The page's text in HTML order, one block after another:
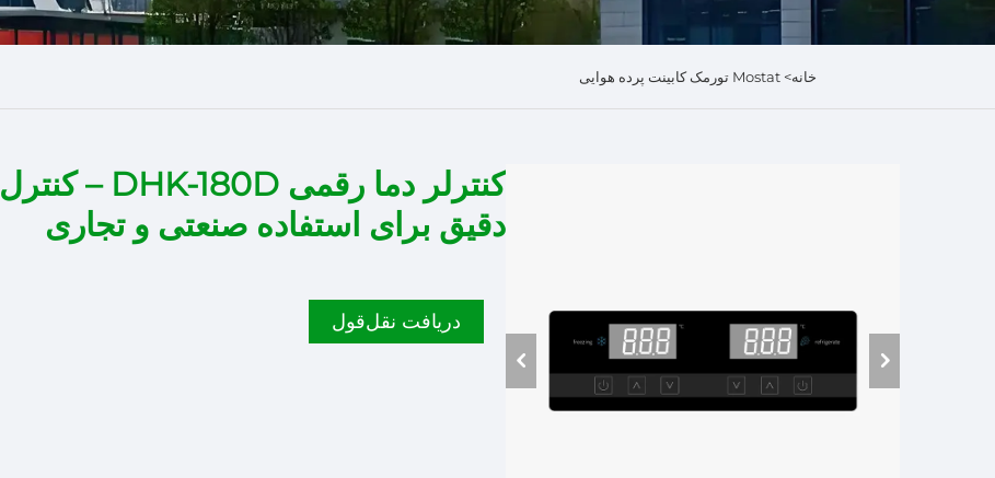
خانه> Mostat تورمک کابینت پرده هوایی
کنترلر دما رقمی DHK-180D – کنترل
دقیق برای استفاده صنعتی و تجاری
دریافت نقل‌قول